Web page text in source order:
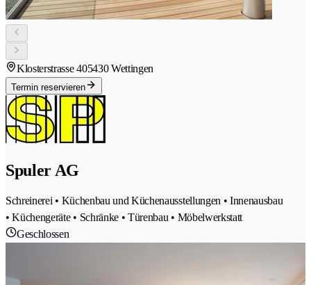
Klosterstrasse 405430 Wettingen
Termin reservieren
Spuler AG
Schreinerei • Küchenbau und Küchenausstellungen • Innenausbau
• Küchengeräte • Schränke • Türenbau • Möbelwerkstatt
Geschlossen